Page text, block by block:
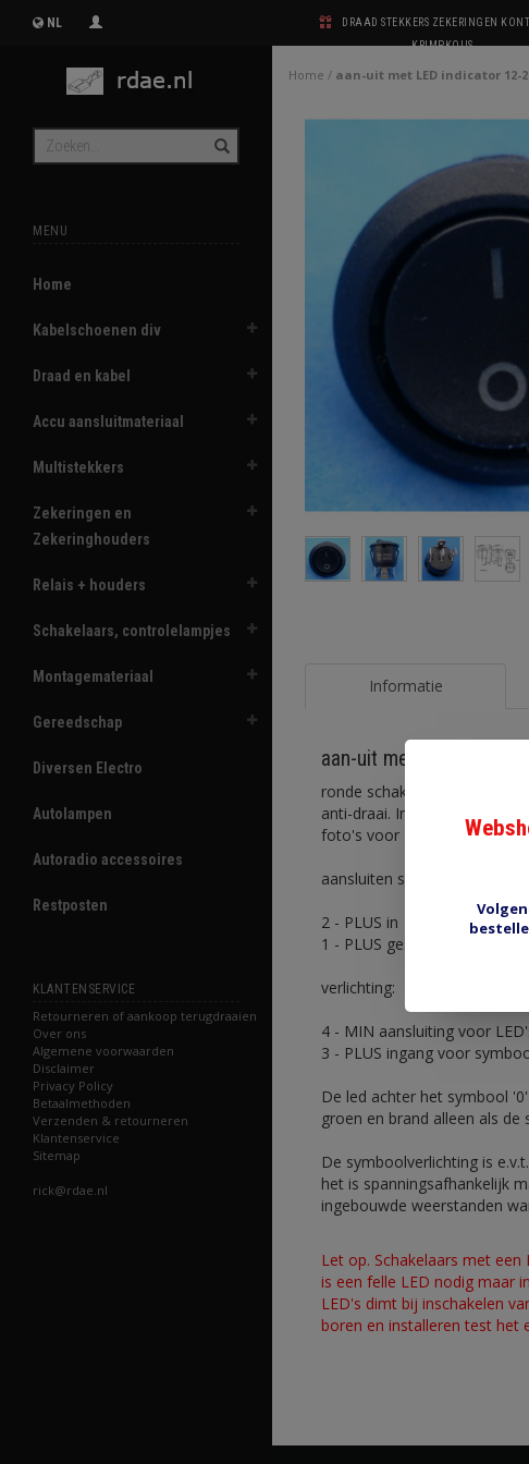
NL
DRAAD STEKKERS ZEKERINGEN
KRIMPKOUS
MENU
Home
Kabelschoenen div
Draad en kabel
Accu aansluitmateriaal
Multistekkers
Zekeringen en
Zekeringhouders
Relais + houders
Schakelaars, controlelampjes
Montagemateriaal
Gereedschap
Diversen Electro
Autolampen
Autoradio accessoires
Restposten
KLANTENSERVICE
Retourneren of aankoop terugdraaien
Over ons
Algemene voorwaarden
Disclaimer
Privacy Policy
Betaalmethoden
Verzenden & retourneren
Klantenservice
Sitemap
rick@rdae.nl
Home / aan-uit met LED indicator 12-
Informatie
aan-uit met LED indicator
ronde schakelaar verlicht
anti-draai. Inbouwdiepte 23
foto's voor grote versie.
aansluiten schakelaar:
2 - PLUS in
1 - PLUS geschakeld uit
verlichting:
4 - MIN aansluiting voor
3 - PLUS ingang voor
De led achter het symbool
groen en brand alleen als de
De symboolverlichting is
het is spanningsafhankelijk
ingebouwde weerstanden
Let op. Schakelaars met
is een felle LED nodig maar
LED's dimt bij inschakelen
boren en installeren test het